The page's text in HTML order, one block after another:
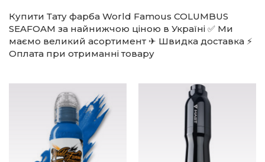
Купити Тату фарба World Famous COLUMBUS
SEAFOAM за найнижчою ціною в Україні ✅ Ми
маємо великий асортимент ✈ Швидка доставка ⚡
Оплата при отриманні товару